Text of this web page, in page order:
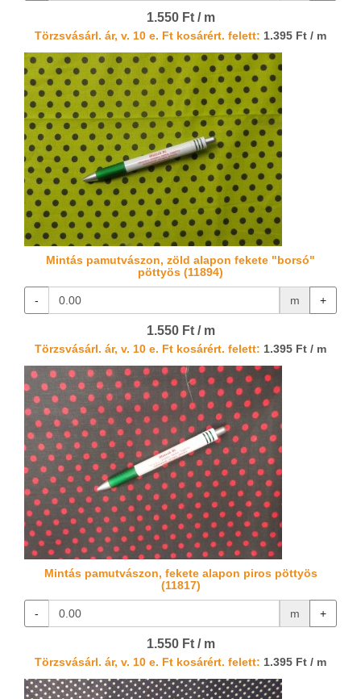
1.550 Ft / m
Törzsvásárl. ár, v. 10 e. Ft kosárért. felett: 1.395 Ft / m
Mintás pamutvászon, zöld alapon fekete "borsó"
pöttyös (11894)
- m +
1.550 Ft / m
Törzsvásárl. ár, v. 10 e. Ft kosárért. felett: 1.395 Ft / m
Mintás pamutvászon, fekete alapon piros pöttyös
(11817)
- m +
1.550 Ft / m
Törzsvásárl. ár, v. 10 e. Ft kosárért. felett: 1.395 Ft / m